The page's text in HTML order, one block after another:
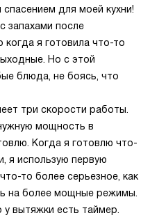
для моей кухни!
запахами после
я готовила что-то
Но с этой
блюда, не боясь, что
три скорости работы.
мощность в
Когда я готовлю что-
я использую первую
то более серьезное, как
на более мощные режимы.
вытяжки есть таймер.